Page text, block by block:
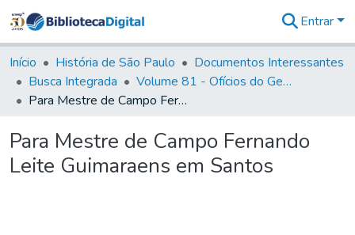
&
Coleções
Tudo na
Biblioteca
Estatísticas
Entrar
Início História de São Paulo
Documentos Interessantes
Busca Integrada
Volume 81 - Ofícios do General Martim Lopes de Saldanha (Governador da Capitania)
Para Mestre de Campo Fernando Leite Guimaraens em Santos
Para Mestre de Campo Fernando
Leite Guimaraens em Santos